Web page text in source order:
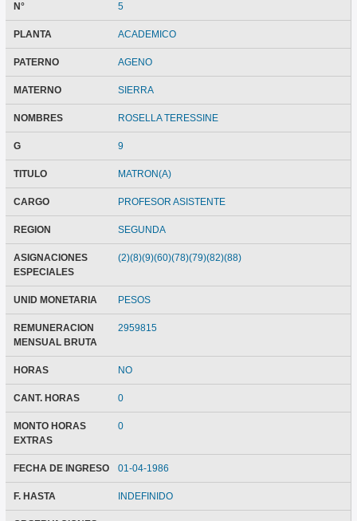
N° 5
PLANTA ACADEMICO
PATERNO AGENO
MATERNO SIERRA
NOMBRES ROSELLA TERESSINE
G 9
TITULO MATRON(A)
CARGO PROFESOR ASISTENTE
REGION SEGUNDA
ASIGNACIONES
ESPECIALES
(2)(8)(9)(60)(78)(79)(82)(88)
UNID MONETARIA PESOS
REMUNERACION
MENSUAL BRUTA
2959815
HORAS NO
CANT. HORAS 0
MONTO HORAS
EXTRAS
0
FECHA DE INGRESO 01-04-1986
F. HASTA INDEFINIDO